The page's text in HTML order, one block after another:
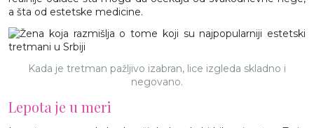
a šta od estetske medicine.
Kada je tretman pažljivo izabran, lice izgleda skladno i
negovano.
Lepota je u meri